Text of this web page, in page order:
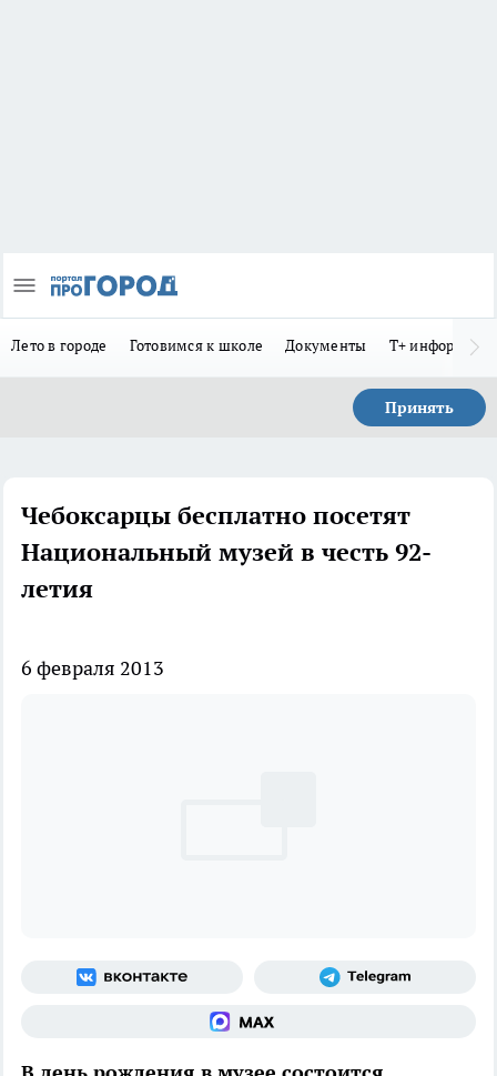
Лето в городе Готовимся к школе Документы Т+
Принять
Чебоксарцы бесплатно посетят
Национальный музей в честь 92-
летия
6 февраля 2013